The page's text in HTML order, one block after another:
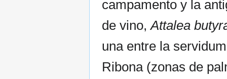
campamento y la
de vino,Attalea
una entre la
Ribona (zonas de